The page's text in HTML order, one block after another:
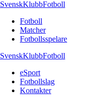
Menu
SvenskKlubbFotboll
Menu
Fotboll
Matcher
Fotbollsspelare
SvenskKlubbFotboll
eSport
Fotbollslag
Kontakter